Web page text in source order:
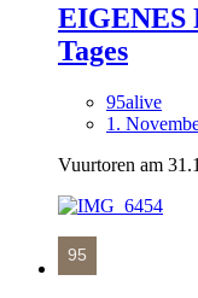
EIGENES
Tages
95alive
1.
Vuurtoren am